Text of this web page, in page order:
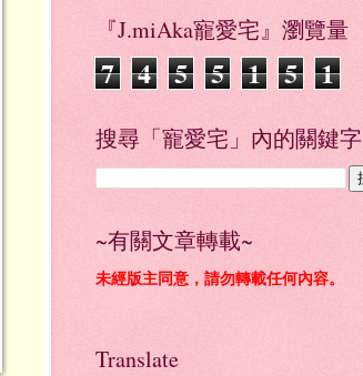
『J.miAka寵愛宅』瀏覽量
7 4 5 5 1 5 1
搜尋「寵愛宅」內的關鍵字
~有關文章轉載~
未經版主同意，請勿轉載任何內容。
Translate